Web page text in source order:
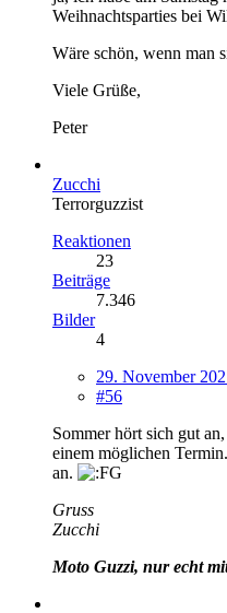
Weihnachtsparties bei
Wäre schön, wenn man
Viele Grüße,
Peter
Zucchi
Terrorguzzist
Reaktionen
23
Beiträge
7.346
Bilder
4
29. November
#56
Sommer hört sich gut an,
einem möglichen
an.
Gruss
Zucchi
Moto Guzzi, nur echt